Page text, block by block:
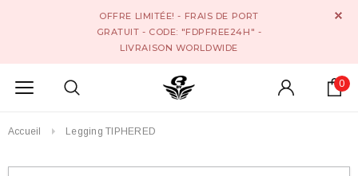
OFFRE LIMITÉE! - FRAIS DE PORT
GRATUIT - CODE: "FDPFREE24H" -
LIVRAISON WORLDWIDE
0
Accueil Legging TIPHERED